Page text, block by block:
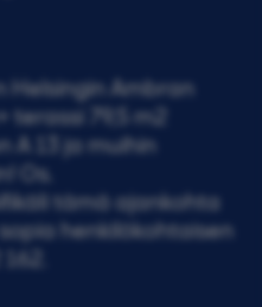
Helsingin Ambran
79,5 m2
A 13 ja muihin
Os.
tämä ajankohta
henkilökohtaisen